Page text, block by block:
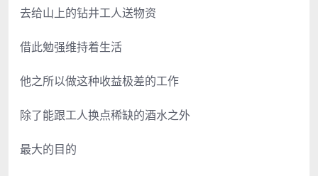
去给山上的钻井工人送物资
借此勉强维持着生活
他之所以做这种收益极差的工作
除了能跟工人换点稀缺的酒水之外
最大的目的